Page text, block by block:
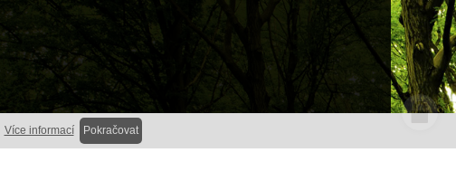
Více informací Pokračovat